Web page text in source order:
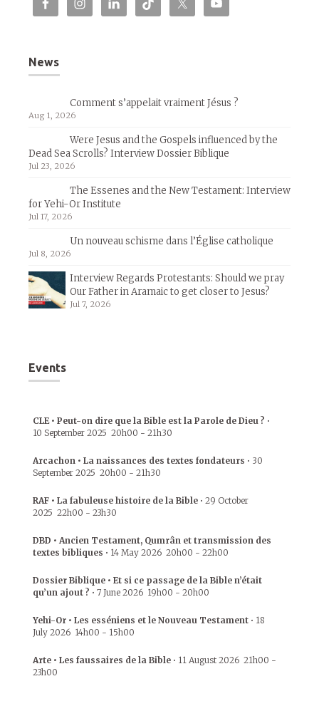
News
Comment s’appelait vraiment Jésus ?
Aug 1, 2026
Were Jesus and the Gospels influenced by the
Dead Sea Scrolls? Interview Dossier Biblique
Jul 23, 2026
The Essenes and the New Testament: Interview
for Yehi-Or Institute
Jul 17, 2026
Un nouveau schisme dans l’Église catholique
Jul 8, 2026
Interview Regards Protestants: Should we pray
Our Father in Aramaic to get closer to Jesus?
Jul 7, 2026
Events
CLE • Peut-on dire que la Bible est la Parole de Dieu ? •
10 September 2025 20h00 - 21h30
Arcachon • La naissances des textes fondateurs • 30
September 2025 20h00 - 21h30
RAF • La fabuleuse histoire de la Bible • 29 October
2025 22h00 - 23h30
DBD • Ancien Testament, Qumrân et transmission des
textes bibliques • 14 May 2026 20h00 - 22h00
Dossier Biblique • Et si ce passage de la Bible n’était
qu’un ajout ? • 7 June 2026 19h00 - 20h00
Yehi-Or • Les esséniens et le Nouveau Testament • 18
July 2026 14h00 - 15h00
Arte • Les faussaires de la Bible • 11 August 2026 21h00 -
23h00